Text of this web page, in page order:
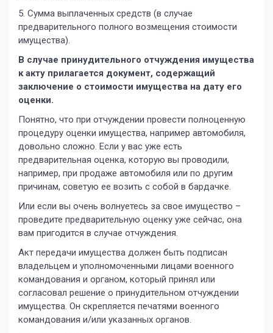
5. Сумма выплаченных средств (в случае
предварительного полного возмещения стоимости
имущества).
В случае принудительного отчуждения имущества
к акту прилагается документ, содержащий
заключение о стоимости имущества на дату его
оценки.
Понятно, что при отчуждении провести полноценную
процедуру оценки имущества, например автомобиля,
довольно сложно. Если у вас уже есть
предварительная оценка, которую вы проводили,
например, при продаже автомобиля или по другим
причинам, советую ее возить с собой в бардачке.
Или если вы очень волнуетесь за свое имущество –
проведите предварительную оценку уже сейчас, она
вам пригодится в случае отчуждения.
Акт передачи имущества должен быть подписан
владельцем и уполномоченными лицами военного
командования и органом, который принял или
согласовал решение о принудительном отчуждении
имущества. Он скрепляется печатями военного
командования и/или указанных органов.